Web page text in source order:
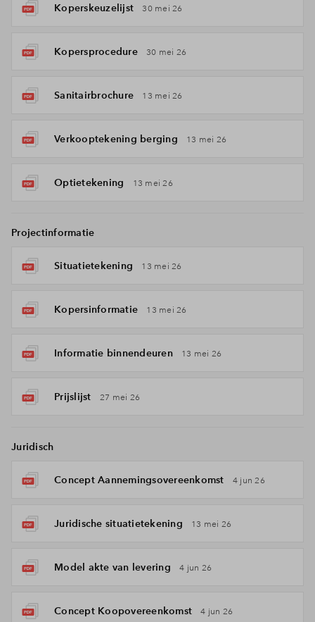
Koperskeuzelijst 30 mei 26
Kopersprocedure 30 mei 26
Sanitairbrochure 13 mei 26
Verkooptekening berging 13 mei 26
Optietekening 13 mei 26
Projectinformatie
Situatietekening 13 mei 26
Kopersinformatie 13 mei 26
Informatie binnendeuren 13 mei 26
Prijslijst 27 mei 26
Juridisch
Concept Aannemingsovereenkomst 4 jun 26
Juridische situatietekening 13 mei 26
Model akte van levering 4 jun 26
Concept Koopovereenkomst 4 jun 26